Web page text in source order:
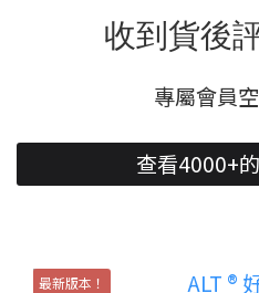
收到貨後
專屬會員
查看4000+
最新版本！